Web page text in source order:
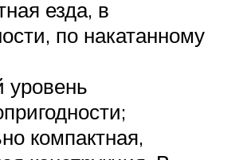
езда, в
по накатанному
уровень
компактная,